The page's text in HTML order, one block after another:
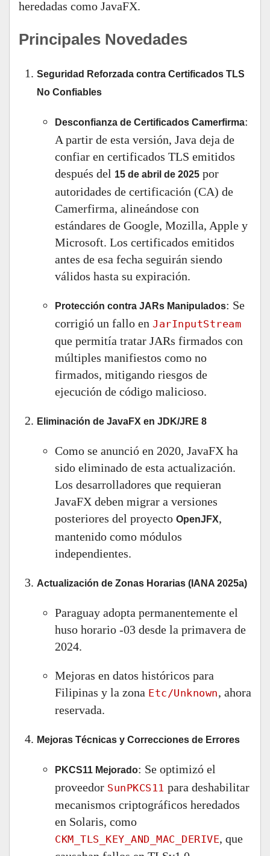
heredadas como JavaFX.
Principales Novedades
Seguridad Reforzada contra Certificados TLS
No Confiables
Desconfianza de Certificados Camerfirma:
A partir de esta versión, Java deja de
confiar en certificados TLS emitidos
después del 15 de abril de 2025 por
autoridades de certificación (CA) de
Camerfirma, alineándose con
estándares de Google, Mozilla, Apple y
Microsoft. Los certificados emitidos
antes de esa fecha seguirán siendo
válidos hasta su expiración.
Protección contra JARs Manipulados: Se
corrigió un fallo en JarInputStream
que permitía tratar JARs firmados con
múltiples manifiestos como no
firmados, mitigando riesgos de
ejecución de código malicioso.
Eliminación de JavaFX en JDK/JRE 8
Como se anunció en 2020, JavaFX ha
sido eliminado de esta actualización.
Los desarrolladores que requieran
JavaFX deben migrar a versiones
posteriores del proyecto OpenJFX,
mantenido como módulos
independientes.
Actualización de Zonas Horarias (IANA 2025a)
Paraguay adopta permanentemente el
huso horario -03 desde la primavera de
2024.
Mejoras en datos históricos para
Filipinas y la zona Etc/Unknown, ahora
reservada.
Mejoras Técnicas y Correcciones de Errores
PKCS11 Mejorado: Se optimizó el
proveedor SunPKCS11 para deshabilitar
mecanismos criptográficos heredados
en Solaris, como
CKM_TLS_KEY_AND_MAC_DERIVE, que